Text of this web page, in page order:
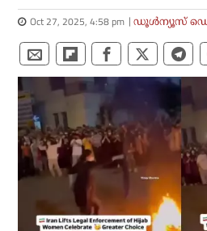
Oct 27, 2025, 4:58 pm ഡൂള്‍ന്യൂസ്